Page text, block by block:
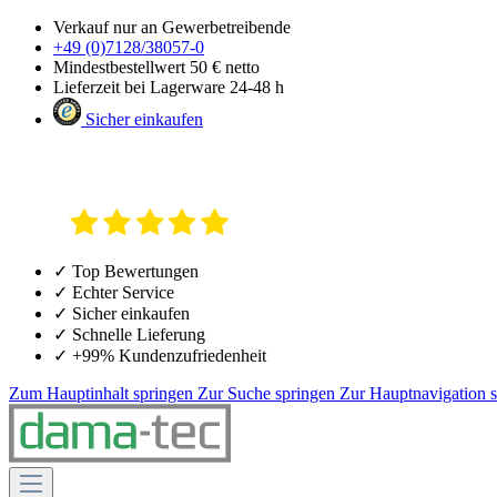
Verkauf nur an Gewerbetreibende
+49 (0)7128/38057-0
Mindestbestellwert 50 € netto
Lieferzeit bei Lagerware 24-48 h
Sicher einkaufen
✓ Top Bewertungen
✓ Echter Service
✓ Sicher einkaufen
✓ Schnelle Lieferung
✓ +99% Kundenzufriedenheit
Zum Hauptinhalt springen Zur Suche springen Zur Hauptnavigation